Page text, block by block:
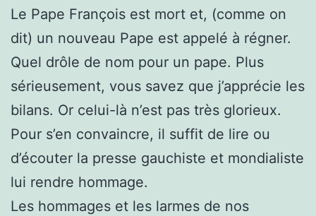
Le Pape François est mort et, (comme on
dit) un nouveau Pape est appelé à régner.
Quel drôle de nom pour un pape. Plus
sérieusement, vous savez que j’apprécie les
bilans. Or celui-là n’est pas très glorieux.
Pour s’en convaincre, il suffit de lire ou
d’écouter la presse gauchiste et mondialiste
lui rendre hommage.
Les hommages et les larmes de nos